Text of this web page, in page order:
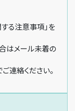
る注意事項」を
はメール未着の
連絡ください。